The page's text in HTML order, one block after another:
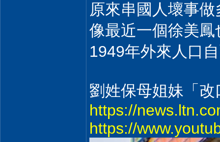
原來串國人壞事
像最近一個徐美
1949年外來人口
劉姓保母姐妹「
https://
https://